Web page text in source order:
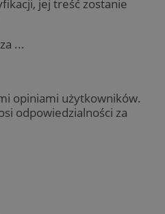
jej treść zostanie
...
opiniami użytkowników.
odpowiedzialności za